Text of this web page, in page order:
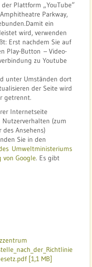
Plattform „YouTube”
Parkway,
ein
wird, verwenden
Erst nachdem Sie auf
Play-Button – Video-
zu Youtube
unter Umständen dort
der Seite wird
getrennt.
Internetseite
(zum
des Ansehens)
Sie in den
Umweltministeriums
von Google. Es gibt
[1,1 MB]